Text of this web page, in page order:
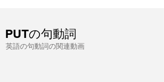
PUTの句動詞
英語の句動詞の関連動画